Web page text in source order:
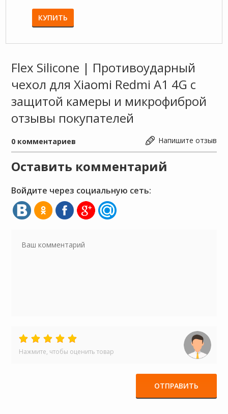
КУПИТЬ
Flex Silicone | Противоударный
чехол для Xiaomi Redmi A1 4G с
защитой камеры и микрофиброй
отзывы покупателей
Напишите отзыв
0 комментариев
Оставить комментарий
Войдите через социальную сеть:
Нажмите, чтобы оценить товар
ОТПРАВИТЬ